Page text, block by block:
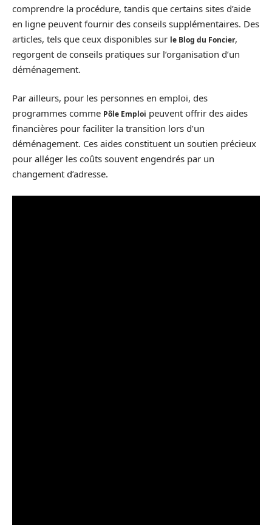
comprendre la procédure, tandis que certains sites d’aide
en ligne peuvent fournir des conseils supplémentaires. Des
articles, tels que ceux disponibles sur le Blog du Foncier,
regorgent de conseils pratiques sur l’organisation d’un
déménagement.
Par ailleurs, pour les personnes en emploi, des
programmes comme Pôle Emploi peuvent offrir des aides
financières pour faciliter la transition lors d’un
déménagement. Ces aides constituent un soutien précieux
pour alléger les coûts souvent engendrés par un
changement d’adresse.